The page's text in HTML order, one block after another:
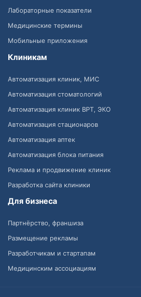
Лабораторные показатели
Медицинские термины
Мобильные приложения
Клиникам
Автоматизация клиник, МИС
Автоматизация стоматологий
Автоматизация клиник ВРТ, ЭКО
Автоматизация стационаров
Автоматизация аптек
Автоматизация блока питания
Реклама и продвижение клиник
Разработка сайта клиники
Для бизнеса
Партнёрство, франшиза
Размещение рекламы
Разработчикам и стартапам
Медицинским ассоциациям